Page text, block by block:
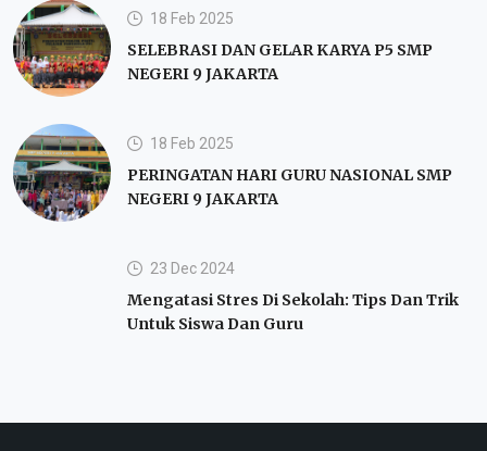
18 Feb 2025
SELEBRASI DAN GELAR KARYA P5 SMP
NEGERI 9 JAKARTA
18 Feb 2025
PERINGATAN HARI GURU NASIONAL SMP
NEGERI 9 JAKARTA
23 Dec 2024
Mengatasi Stres Di Sekolah: Tips Dan Trik
Untuk Siswa Dan Guru